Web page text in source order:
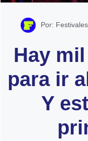
Por:
Hay
para ir
Y